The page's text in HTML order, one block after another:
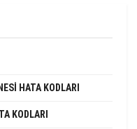
HATA KODLARI
KODLARI